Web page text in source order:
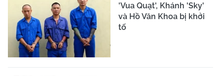
'Vua Quạt', Khánh 'Sky'
và Hồ Văn Khoa bị khởi
tố